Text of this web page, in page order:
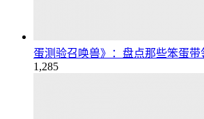
蛋测验召唤兽》：盘点那些笨蛋带
1,285